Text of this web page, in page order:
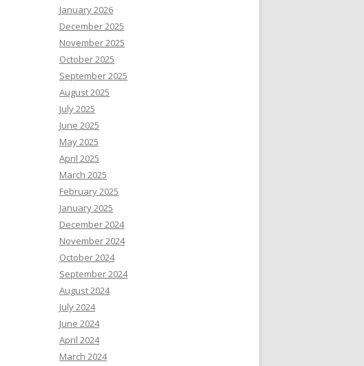
January 2026
December 2025
November 2025
October 2025
September 2025
August 2025
July 2025
June 2025
May 2025
April 2025
March 2025
February 2025
January 2025
December 2024
November 2024
October 2024
September 2024
August 2024
July 2024
June 2024
April 2024
March 2024